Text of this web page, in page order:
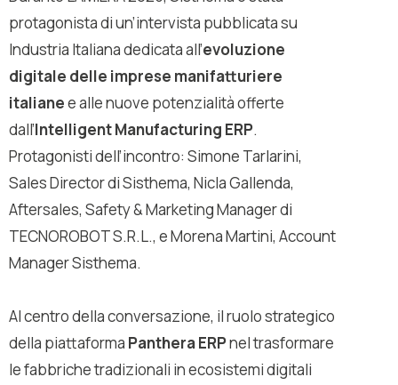
protagonista di un’intervista pubblicata su
Industria Italianadedicata all’evoluzione
digitale delle imprese manifatturiere
italianee alle nuove potenzialità offerte
dall’Intelligent Manufacturing ERP.
Protagonisti dell’incontro: Simone Tarlarini,
Sales Director di Sisthema, Nicla Gallenda,
Aftersales, Safety & Marketing Manager di
TECNOROBOT S.R.L., e Morena Martini, Account
Manager Sisthema.
Al centro della conversazione, il ruolo strategico
della piattaforma Panthera ERPnel trasformare
le fabbriche tradizionali in ecosistemi digitali